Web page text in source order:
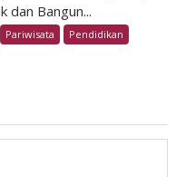
dan Bangun...
Pariwisata
Pendidikan